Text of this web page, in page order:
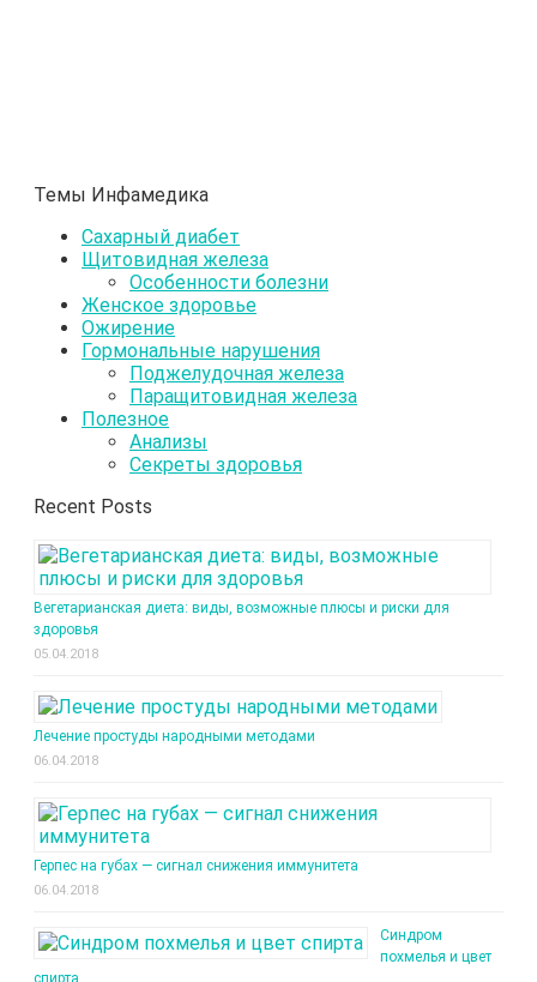
Темы Инфамедика
Сахарный диабет
Щитовидная железа
Особенности болезни
Женское здоровье
Ожирение
Гормональные нарушения
Поджелудочная железа
Паращитовидная железа
Полезное
Анализы
Секреты здоровья
Recent Posts
Вегетарианская диета: виды, возможные плюсы и риски для
здоровья
05.04.2018
Лечение простуды народными методами
06.04.2018
Герпес на губах — сигнал снижения иммунитета
06.04.2018
Синдром
похмелья и цвет
спирта